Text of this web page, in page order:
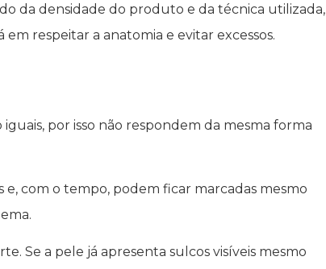
da densidade do produto e da técnica utilizada,
respeitar a anatomia e evitar excessos.
por isso não respondem da mesma forma
com o tempo, podem ficar marcadas mesmo
Se a pele já apresenta sulcos visíveis mesmo